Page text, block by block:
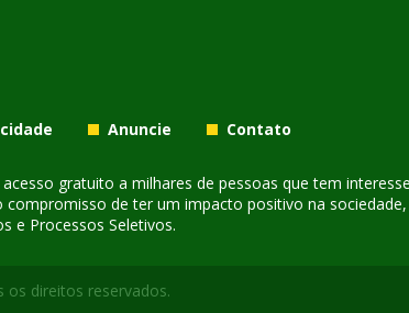
Anuncie Contato
gratuito a milhares de pessoas que tem
de ter um impacto positivo na
e Processos Seletivos.
os direitos reservados.